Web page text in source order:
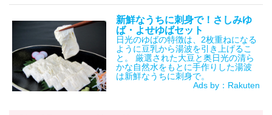
新鮮なうちに刺身で！さしみゆ
ば・よせゆばセット
日光のゆばの特徴は、2枚重ねになる
ように豆乳から湯波を引き上げるこ
と。 厳選された大豆と奥日光の清ら
かな自然水をもとに手作りした湯波
は新鮮なうちに刺身で。
Ads by：Rakuten